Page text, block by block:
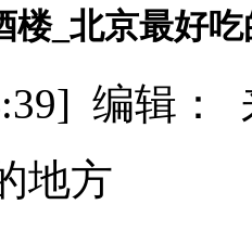
楼_北京最好
编辑
地方